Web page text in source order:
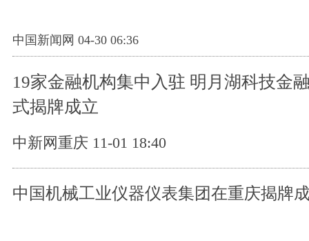
中国新闻网 04-30 06:36
19家金融机构集中入驻 明月湖科技金
式揭牌成立
中新网重庆 11-01 18:40
中国机械工业仪器仪表集团在重庆揭牌